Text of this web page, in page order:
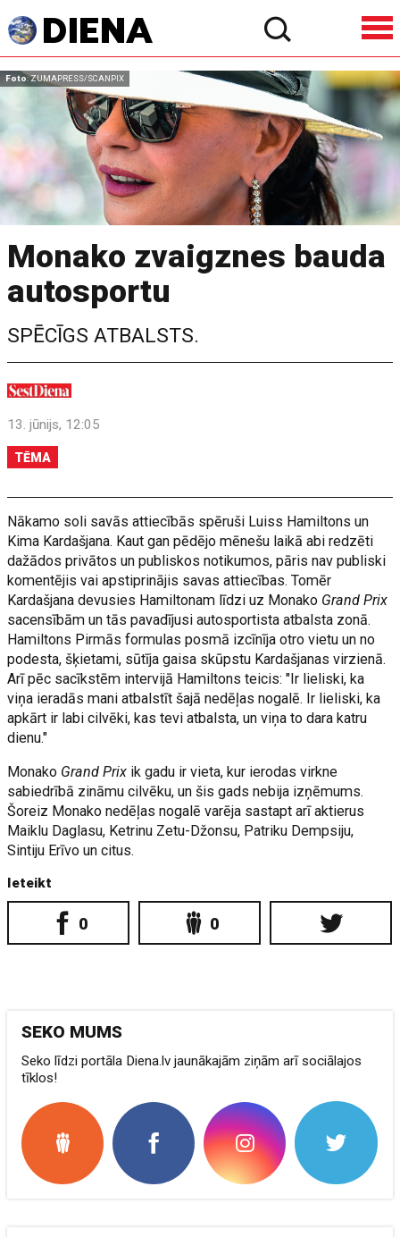
Foto: ZUMAPRESS/SCANPIX
Monako zvaigznes bauda
autosportu
SPĒCĪGS ATBALSTS.
13. jūnijs, 12:05
TĒMA
Nākamo soli savās attiecībās spēruši Luiss Hamiltons un
Kima Kardašjana. Kaut gan pēdējo mēnešu laikā abi redzēti
dažādos privātos un publiskos notikumos, pāris nav publiski
komentējis vai apstiprinājis savas attiecības. Tomēr
Kardašjana devusies Hamiltonam līdzi uz Monako Grand Prix
sacensībām un tās pavadījusi autosportista atbalsta zonā.
Hamiltons Pirmās formulas posmā izcīnīja otro vietu un no
podesta, šķietami, sūtīja gaisa skūpstu Kardašjanas virzienā.
Arī pēc sacīkstēm intervijā Hamiltons teicis: "Ir lieliski, ka
viņa ieradās mani atbalstīt šajā nedēļas nogalē. Ir lieliski, ka
apkārt ir labi cilvēki, kas tevi atbalsta, un viņa to dara katru
dienu."
Monako Grand Prix ik gadu ir vieta, kur ierodas virkne
sabiedrībā zināmu cilvēku, un šis gads nebija izņēmums.
Šoreiz Monako nedēļas nogalē varēja sastapt arī aktierus
Maiklu Daglasu, Ketrinu Zetu-Džonsu, Patriku Dempsiju,
Sintiju Erīvo un citus.
Ieteikt
0 0
SEKO MUMS
Seko līdzi portāla Diena.lv jaunākajām ziņām arī sociālajos
tīklos!